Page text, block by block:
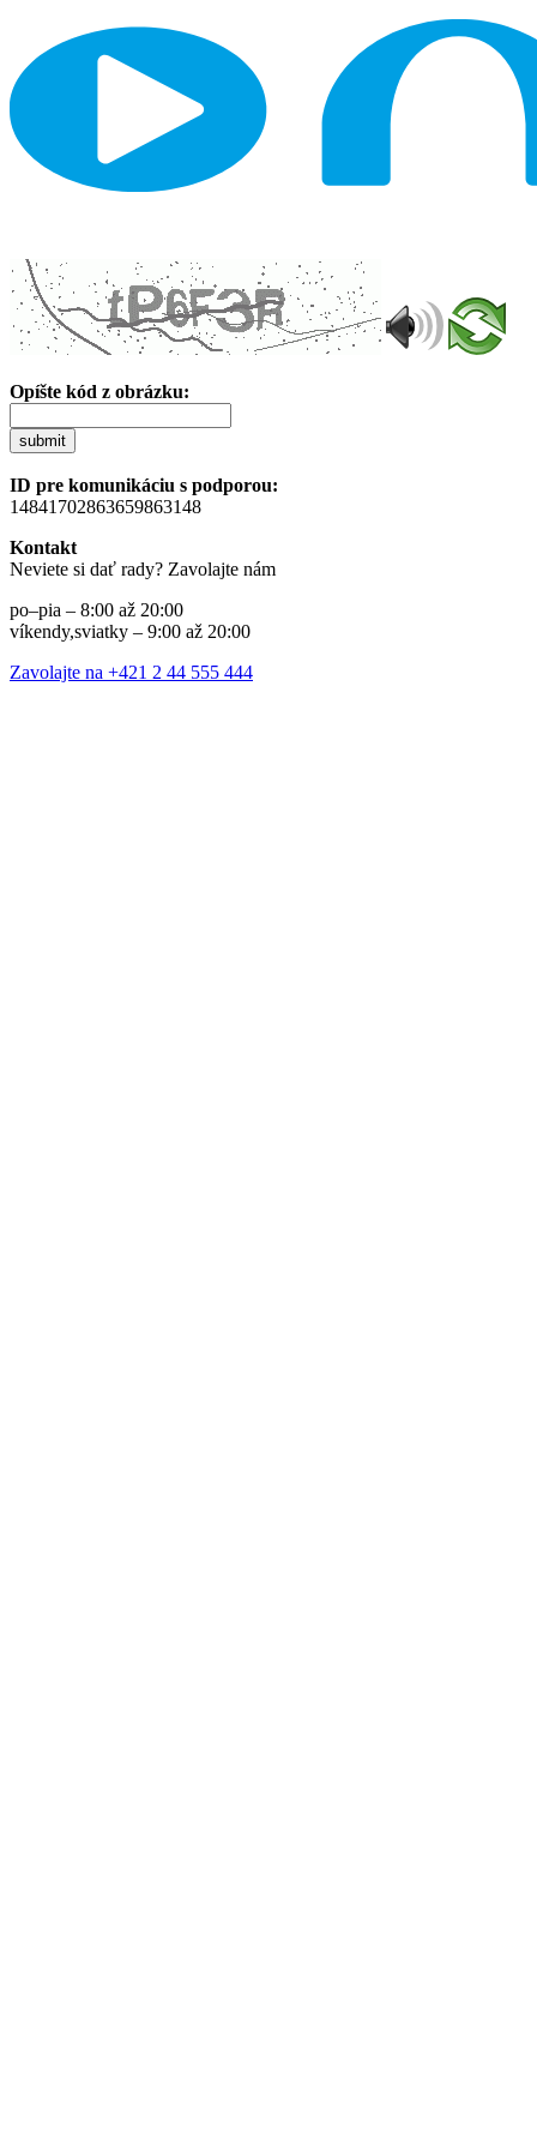
Opíšte kód z obrázku:
submit
ID pre komunikáciu s podporou:
14841702863659863148
Kontakt
Neviete si dať rady? Zavolajte nám
po–pia – 8:00 až 20:00
víkendy,sviatky – 9:00 až 20:00
Zavolajte na +421 2 44 555 444